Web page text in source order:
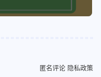
匿名评论 隐私政策